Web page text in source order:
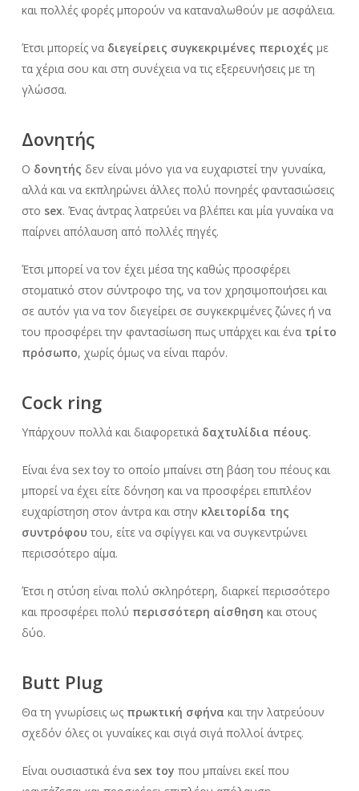
και πολλές φορές μπορούν να καταναλωθούν με ασφάλεια.
Έτσι μπορείς να διεγείρεις συγκεκριμένες περιοχές με
τα χέρια σου και στη συνέχεια να τις εξερευνήσεις με τη
γλώσσα.
Δονητής
Ο δονητής δεν είναι μόνο για να ευχαριστεί την γυναίκα,
αλλά και να εκπληρώνει άλλες πολύ πονηρές φαντασιώσεις
στο sex. Ένας άντρας λατρεύει να βλέπει και μία γυναίκα να
παίρνει απόλαυση από πολλές πηγές.
Έτσι μπορεί να τον έχει μέσα της καθώς προσφέρει
στοματικό στον σύντροφο της, να τον χρησιμοποιήσει και
σε αυτόν για να τον διεγείρει σε συγκεκριμένες ζώνες ή να
του προσφέρει την φαντασίωση πως υπάρχει και ένα τρίτο
πρόσωπο, χωρίς όμως να είναι παρόν.
Cock ring
Υπάρχουν πολλά και διαφορετικά δαχτυλίδια πέους.
Είναι ένα sex toy το οποίο μπαίνει στη βάση του πέους και
μπορεί να έχει είτε δόνηση και να προσφέρει επιπλέον
ευχαρίστηση στον άντρα και στην κλειτορίδα της
συντρόφου του, είτε να σφίγγει και να συγκεντρώνει
περισσότερο αίμα.
Έτσι η στύση είναι πολύ σκληρότερη, διαρκεί περισσότερο
και προσφέρει πολύ περισσότερη αίσθηση και στους
δύο.
Butt Plug
Θα τη γνωρίσεις ως πρωκτική σφήνα και την λατρεύουν
σχεδόν όλες οι γυναίκες και σιγά σιγά πολλοί άντρες.
Είναι ουσιαστικά ένα sex toy που μπαίνει εκεί που